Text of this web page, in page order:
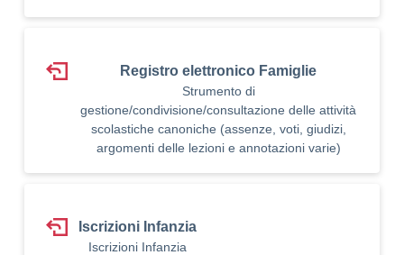
Registro elettronico Famiglie
Strumento di
gestione/condivisione/consultazione delle attività
scolastiche canoniche (assenze, voti, giudizi,
argomenti delle lezioni e annotazioni varie)
Iscrizioni Infanzia
Iscrizioni Infanzia